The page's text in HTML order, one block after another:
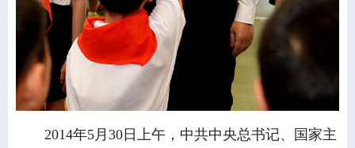
2014年5月30日上午，中共中央总书记、国家主